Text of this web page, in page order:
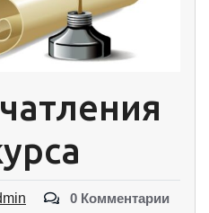
0 Комментарии